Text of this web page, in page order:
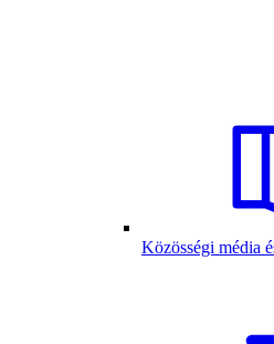
Közösségi média